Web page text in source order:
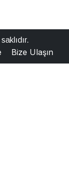
Bize Ulaşın